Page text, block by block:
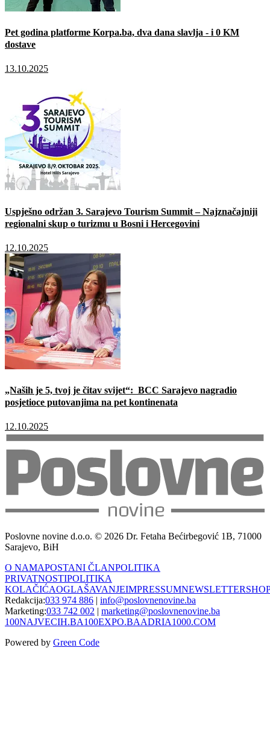
Pet godina platforme Korpa.ba, dva dana slavlja - i 0 KM
dostave
13.10.2025
Uspješno održan 3. Sarajevo Tourism Summit – Najznačajniji
regionalni skup o turizmu u Bosni i Hercegovini
12.10.2025
„Naših je 5, tvoj je čitav svijet“: BCC Sarajevo nagradio
posjetioce putovanjima na pet kontinenata
12.10.2025
Poslovne novine d.o.o. © 2026 Dr. Fetaha Bećirbegović 1B, 71000
Sarajevo, BiH
O NAMAPOSTANI ČLANPOLITIKA
PRIVATNOSTIPOLITIKA
KOLAČIĆAOGLAŠAVANJEIMPRESSUMNEWSLETTER
Redakcija:033 974 886 | info@poslovnenovine.ba
Marketing:033 742 002 | marketing@poslovnenovine.ba
100NAJVECIH.BA100EXPO.BAADRIA1000.COM
Powered by Green Code